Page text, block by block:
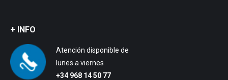
+ INFO
Atención disponible de
lunes a viernes
+34 968 14 50 77